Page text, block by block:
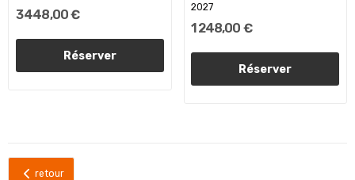
retour
3 448,00 €
Réserver
2027
1 248,00 €
Réserver